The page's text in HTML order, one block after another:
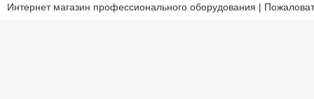
Интернет магазин профессионального оборудования |